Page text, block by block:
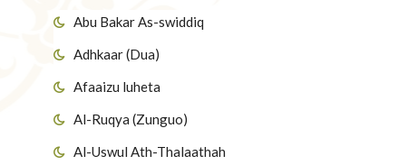
Abu Bakar As-swiddiq
Adhkaar (Dua)
Afaaizu luheta
Al-Ruqya (Zunguo)
Al-Uswul Ath-Thalaathah